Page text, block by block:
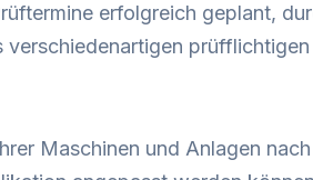
erfolgreich geplant,
Maschinen und Anlagen